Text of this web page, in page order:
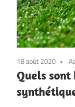
18 août 2020
Quels sont